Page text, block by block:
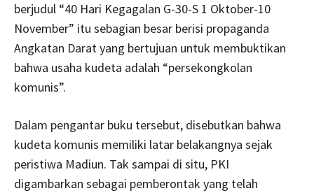
berjudul “40 Hari Kegagalan G-30-S 1 Oktober-10
November” itu sebagian besar berisi propaganda
Angkatan Darat yang bertujuan untuk membuktikan
bahwa usaha kudeta adalah “persekongkolan
komunis”.
Dalam pengantar buku tersebut, disebutkan bahwa
kudeta komunis memiliki latar belakangnya sejak
peristiwa Madiun. Tak sampai di situ, PKI
digambarkan sebagai pemberontak yang telah